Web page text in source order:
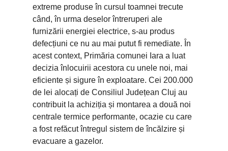
extreme produse în cursul toamnei trecute
când, în urma deselor întreruperi ale
furnizării energiei electrice, s-au produs
defecțiuni ce nu au mai putut fi remediate. În
acest context, Primăria comunei Iara a luat
decizia înlocuirii acestora cu unele noi, mai
eficiente și sigure în exploatare. Cei 200.000
de lei alocați de Consiliul Județean Cluj au
contribuit la achiziția și montarea a două noi
centrale termice performante, ocazie cu care
a fost refăcut întregul sistem de încălzire și
evacuare a gazelor.